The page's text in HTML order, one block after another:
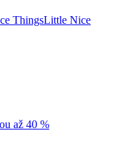
ThingsLittle Nice
až 40 %